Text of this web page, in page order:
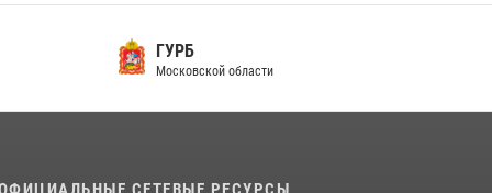
ГУРБ
Московской области